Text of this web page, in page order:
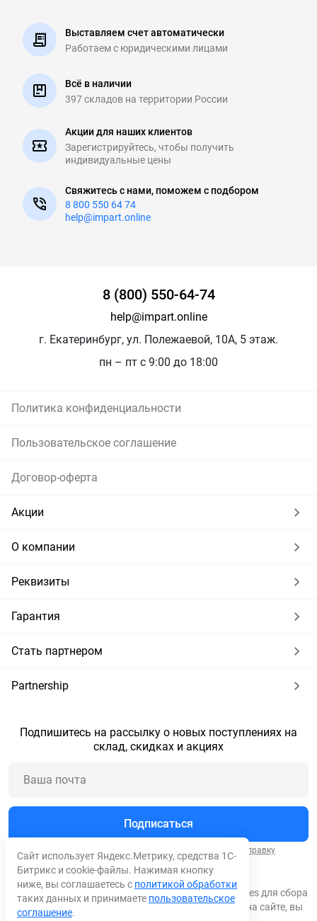
Выставляем счет автоматически
Работаем с юридическими лицами
Всё в наличии
397 складов на территории России
Акции для наших клиентов
Зарегистрируйтесь, чтобы получить
индивидуальные цены
Свяжитесь с нами, поможем с подбором
8 800 550 64 74
help@impart.online
8 (800) 550-64-74
help@impart.online
г. Екатеринбург, ул. Полежаевой, 10А, 5 этаж.
пн – пт с 9:00 до 18:00
Политика конфиденциальности
Пользовательское соглашение
Договор-оферта
Акции
О компании
Реквизиты
Гарантия
Стать партнером
Partnership
© 2026 Все права защищены. Мы используем cookies для сбора
обезличенных персональных данных. Оставаясь на сайте, вы
Подпишитесь на рассылку о новых поступлениях на
склад, скидках и акциях
Подписаться
Нажимая кнопку "Подписаться", вы соглашаетесь на
отправку
сообщенийиобработку персональных данных.
Сайт использует Яндекс.Метрику, средства 1С-
Битрикс и cookie-файлы. Нажимая кнопку
ниже, вы соглашаетесь с политикой обработки
таких данных и принимаете пользовательское
соглашение.